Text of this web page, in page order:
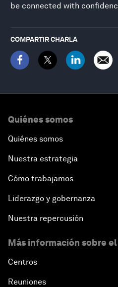
be connected with
COMPARTIR CHARLA
Quiénes somos
Quiénes somos
Nuestra estrategia
Cómo trabajamos
Liderazgo y gobernanza
Nuestra repercusión
Más información sobre
Centros
Reuniones